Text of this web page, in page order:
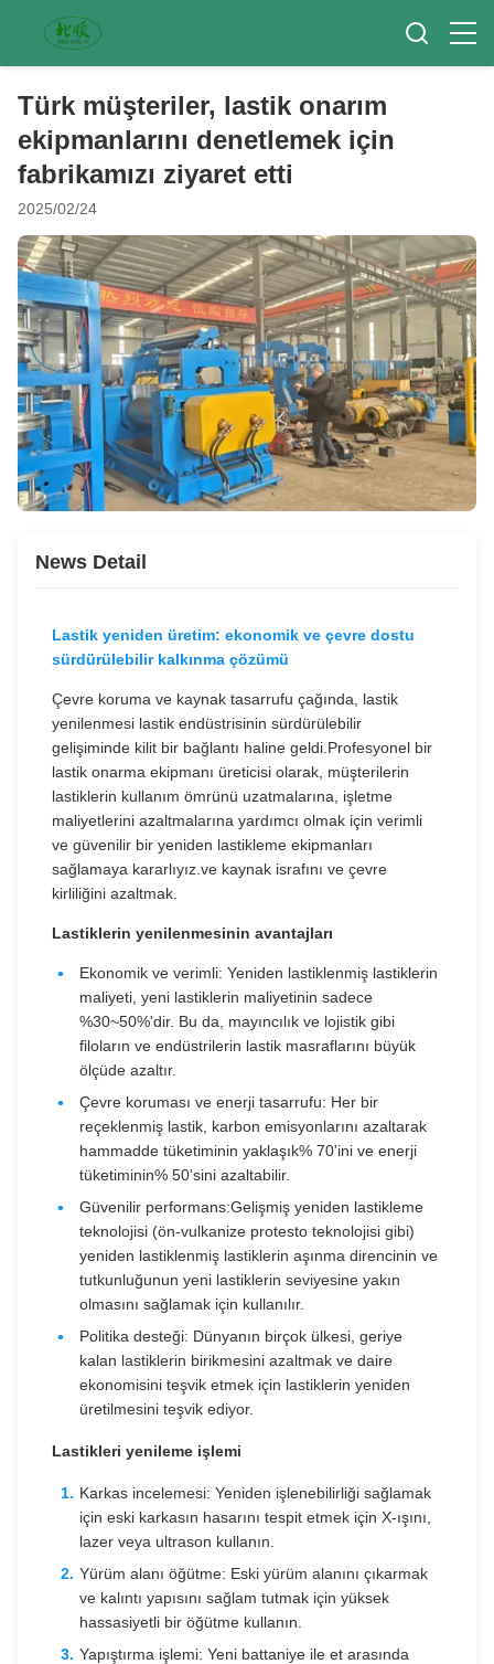
Türk müşteriler, lastik onarım
ekipmanlarını denetlemek için
fabrikamızı ziyaret etti
2025/02/24
News Detail
Lastik yeniden üretim: ekonomik ve çevre dostu
sürdürülebilir kalkınma çözümü
Çevre koruma ve kaynak tasarrufu çağında, lastik
yenilenmesi lastik endüstrisinin sürdürülebilir
gelişiminde kilit bir bağlantı haline geldi.Profesyonel bir
lastik onarma ekipmanı üreticisi olarak, müşterilerin
lastiklerin kullanım ömrünü uzatmalarına, işletme
maliyetlerini azaltmalarına yardımcı olmak için verimli
ve güvenilir bir yeniden lastikleme ekipmanları
sağlamaya kararlıyız.ve kaynak israfını ve çevre
kirliliğini azaltmak.
Lastiklerin yenilenmesinin avantajları
Ekonomik ve verimli: Yeniden lastiklenmiş lastiklerin
maliyeti, yeni lastiklerin maliyetinin sadece
%30~50%'dir. Bu da, mayıncılık ve lojistik gibi
filoların ve endüstrilerin lastik masraflarını büyük
ölçüde azaltır.
Çevre koruması ve enerji tasarrufu: Her bir
reçeklenmiş lastik, karbon emisyonlarını azaltarak
hammadde tüketiminin yaklaşık% 70'ini ve enerji
tüketiminin% 50'sini azaltabilir.
Güvenilir performans:Gelişmiş yeniden lastikleme
teknolojisi (ön-vulkanize protesto teknolojisi gibi)
yeniden lastiklenmiş lastiklerin aşınma direncinin ve
tutkunluğunun yeni lastiklerin seviyesine yakın
olmasını sağlamak için kullanılır.
Politika desteği: Dünyanın birçok ülkesi, geriye
kalan lastiklerin birikmesini azaltmak ve daire
ekonomisini teşvik etmek için lastiklerin yeniden
üretilmesini teşvik ediyor.
Lastikleri yenileme işlemi
Karkas incelemesi: Yeniden işlenebilirliği sağlamak
için eski karkasın hasarını tespit etmek için X-ışını,
lazer veya ultrason kullanın.
Yürüm alanı öğütme: Eski yürüm alanını çıkarmak
ve kalıntı yapısını sağlam tutmak için yüksek
hassasiyetli bir öğütme kullanın.
Yapıştırma işlemi: Yeni battaniye ile et arasında